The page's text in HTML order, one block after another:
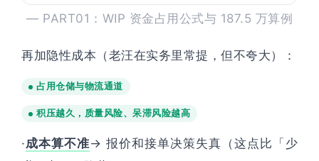
— PART01：WIP 资金占用公式与 187.5 万算例
再加隐性成本（老汪在实务里常提，但不夸大）：
占用仓储与物流通道
积压越久，质量风险、呆滞风险越高
·成本算不准→ 报价和接单决策失真（这点比「少